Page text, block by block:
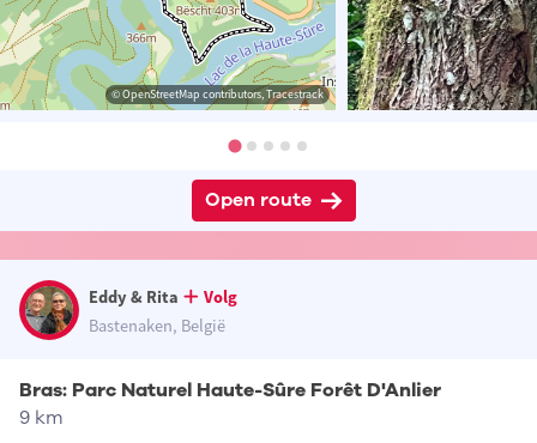
© OpenStreetMap contributors, Tracestrack
Open route
Eddy & Rita
Volg
Bastenaken, België
Bras: Parc Naturel Haute-Sûre Forêt D'Anlier
9 km